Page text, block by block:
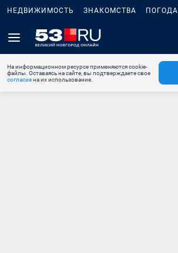
НЕДВИЖИМОСТЬ ЗНАКОМСТВА ПОГОДА
На информационном ресурсе применяются cookie-
файлы. Оставаясь на сайте, вы подтверждаете свое
согласиена их использование.